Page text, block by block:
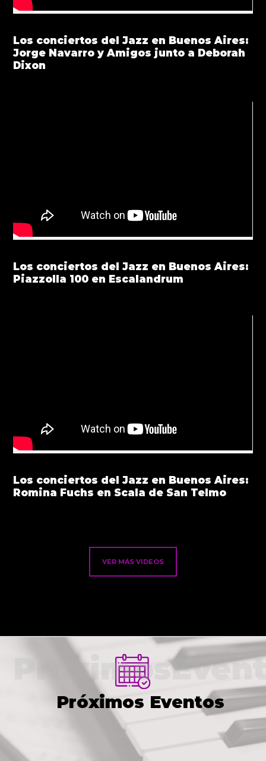
Los conciertos del Jazz en Buenos Aires:
Jorge Navarro y Amigos junto a Deborah
Dixon
Los conciertos del Jazz en Buenos Aires:
Piazzolla 100 en Escalandrum
Los conciertos del Jazz en Buenos Aires:
Romina Fuchs en Scala de San Telmo
VER MÁS VIDEOS
Próximos Eventos